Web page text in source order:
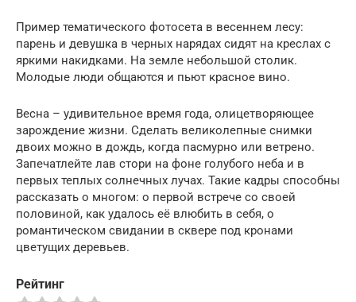
Пример тематического фотосета в весеннем лесу:
парень и девушка в черных нарядах сидят на креслах с
яркими накидками. На земле небольшой столик.
Молодые люди общаются и пьют красное вино.
Весна – удивительное время года, олицетворяющее
зарождение жизни. Сделать великолепные снимки
двоих можно в дождь, когда пасмурно или ветрено.
Запечатлейте лав стори на фоне голубого неба и в
первых теплых солнечных лучах. Такие кадры способны
рассказать о многом: о первой встрече со своей
половиной, как удалось её влюбить в себя, о
романтическом свидании в сквере под кронами
цветущих деревьев.
Рейтинг